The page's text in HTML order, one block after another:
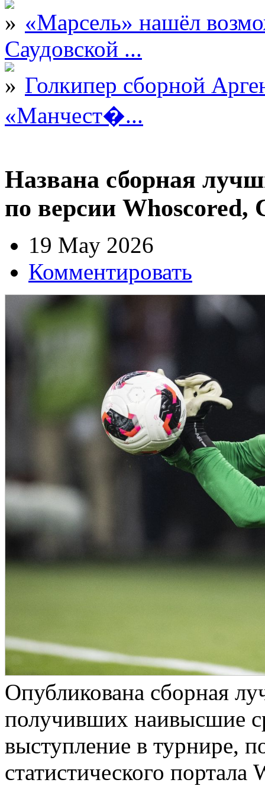
«Марсель» нашёл
Саудовской ...
Голкипер сборной
«Манчест�...
Названа сборная
по версии
19 May 2026
Комментировать
Опубликована сборная
получивших наивысшие
выступление в турнире,
статистического портала